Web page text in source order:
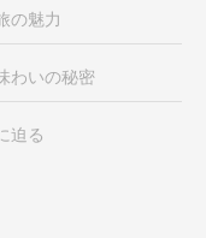
の魅力
わいの秘密
迫る